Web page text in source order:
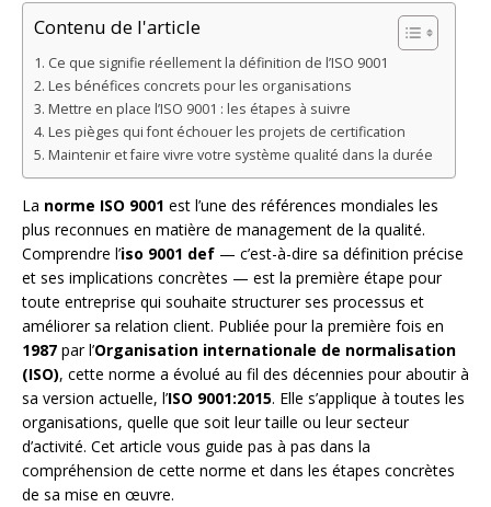
Contenu de l'article
Ce que signifie réellement la définition de l’ISO 9001
Les bénéfices concrets pour les organisations
Mettre en place l’ISO 9001 : les étapes à suivre
Les pièges qui font échouer les projets de certification
Maintenir et faire vivre votre système qualité dans la durée
La norme ISO 9001 est l’une des références mondiales les
plus reconnues en matière de management de la qualité.
Comprendre l’iso 9001 def — c’est-à-dire sa définition précise
et ses implications concrètes — est la première étape pour
toute entreprise qui souhaite structurer ses processus et
améliorer sa relation client. Publiée pour la première fois en
1987 par l’Organisation internationale de normalisation
(ISO), cette norme a évolué au fil des décennies pour aboutir à
sa version actuelle, l’ISO 9001:2015. Elle s’applique à toutes les
organisations, quelle que soit leur taille ou leur secteur
d’activité. Cet article vous guide pas à pas dans la
compréhension de cette norme et dans les étapes concrètes
de sa mise en œuvre.